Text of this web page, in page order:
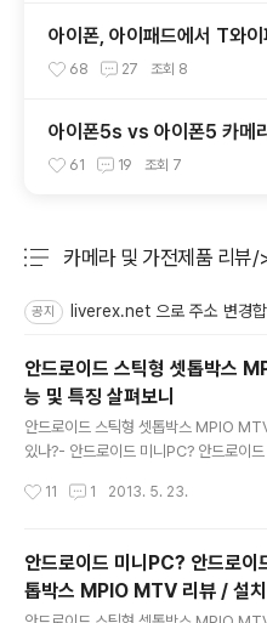
아이폰, 아이패드에서 T와
법 68 27 조회 8
아이폰5s vs 아이폰5 카메
화질 비교 테스트 후기
61 19 조회 7
카메라 및 가전제품 리뷰
공지 liverex.net 으로 주소 변경
안드로이드 스틱형 셋톱박스
능 및 특징 살펴보니
안드로이드 스틱형 셋톱박스 MPIO
있나?- 안드로이드 미니PC? 안드로이드
드로이드 스틱형 셋톱박스 MPIO MTV
할 수 있게끔 도와주는 기능을 주로 하는
아니라 MTV 셋톱박스를 부착한 기기를
11 1 2013. 5. 23.
안드로이드 미니PC? 안드로이
톱박스 MPIO MTV 리뷰 / 설치